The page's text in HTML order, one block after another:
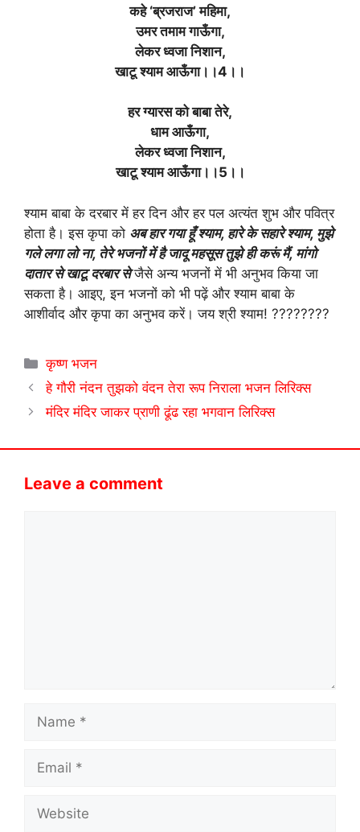
कहे ‘ब्रजराज’ महिमा,
उमर तमाम गाऊँगा,
लेकर ध्वजा निशान,
खाटू श्याम आऊँगा।।4।।
हर ग्यारस को बाबा तेरे,
धाम आऊँगा,
लेकर ध्वजा निशान,
खाटू श्याम आऊँगा।।5।।
श्याम बाबा के दरबार में हर दिन और हर पल अत्यंत शुभ और पवित्र
होता है। इस कृपा को अब हार गया हूँ श्याम, हारे के सहारे श्याम, मुझे
गले लगा लो ना, तेरे भजनों में है जादू महसूस तुझे ही करूं मैं, मांगो
दातार से खाटू दरबार सेजैसे अन्य भजनों में भी अनुभव किया जा
सकता है। आइए, इन भजनों को भी पढ़ें और श्याम बाबा के
आशीर्वाद और कृपा का अनुभव करें। जय श्री श्याम! ????????
Categories
कृष्ण भजन
हे गौरी नंदन तुझको वंदन तेरा रूप निराला भजन लिरिक्स
मंदिर मंदिर जाकर प्राणी ढूंढ रहा भगवान लिरिक्स
Leave a comment